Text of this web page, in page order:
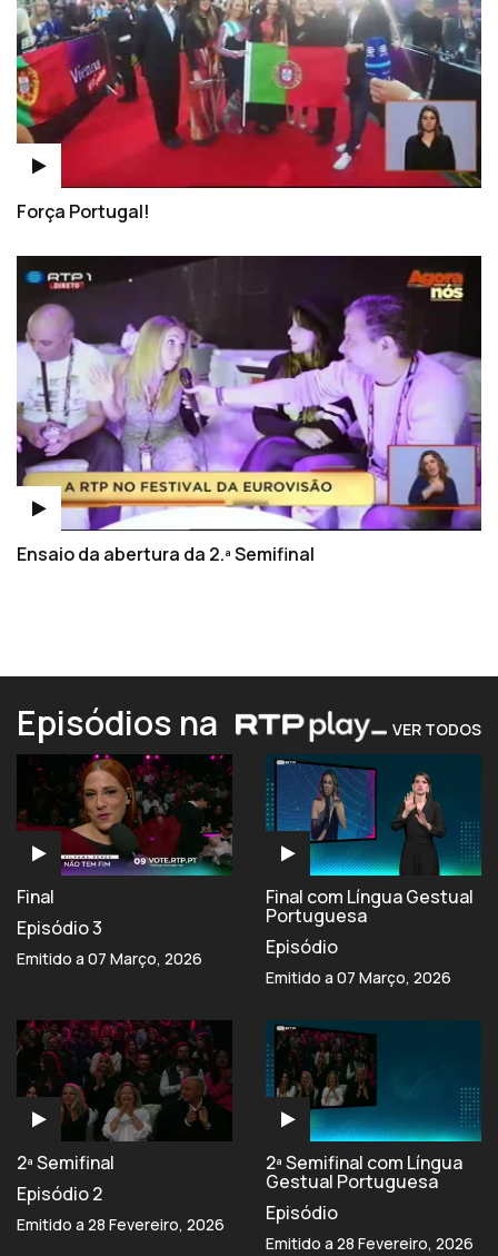
Força Portugal!
Ensaio da abertura da 2.ª Semifinal
Episódios na VER TODOS
Final
Episódio 3
Emitido a 07 Março, 2026
Final com Língua Gestual
Portuguesa
Episódio
Emitido a 07 Março, 2026
2ª Semifinal
Episódio 2
Emitido a 28 Fevereiro, 2026
2ª Semifinal com Língua
Gestual Portuguesa
Episódio
Emitido a 28 Fevereiro, 2026